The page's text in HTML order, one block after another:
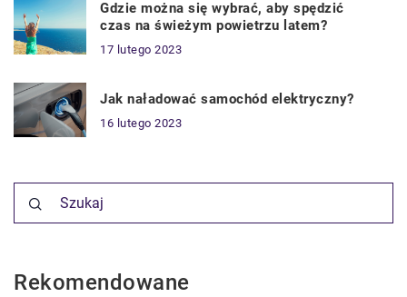
Gdzie można się wybrać, aby spędzić
czas na świeżym powietrzu latem?
17 lutego 2023
Jak naładować samochód elektryczny?
16 lutego 2023
Rekomendowane